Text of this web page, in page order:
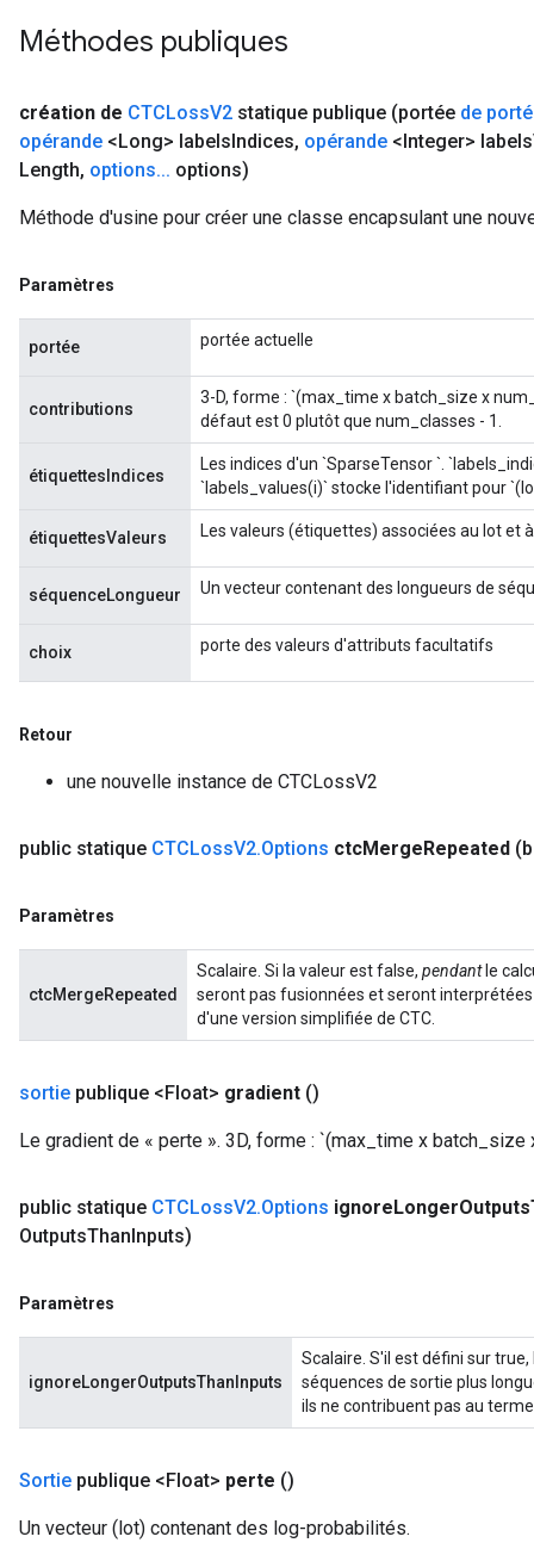
Méthodes publiques
création de CTCLossV2 statique publique (portée de
opérande <Long> labelsIndices, opérande <Integer> labels
Length, options... options)
Méthode d'usine pour créer une classe encapsulant une
Paramètres
portée portée actuelle
contributions
3-D, forme : `(max_time x batch_size x
défaut est 0 plutôt que num_classes - 1.
étiquettesIndices
Les indices d'un `SparseTensor`.
`labels_values(i)` stocke l'identifiant pour
étiquettesValeurs Les valeurs (étiquettes) associées au lot et
séquenceLongueur Un vecteur contenant des longueurs de
choix porte des valeurs d'attributs facultatifs
Retour
une nouvelle instance de CTCLossV2
public statique CTCLossV2.Options ctcMergeRepeated
Paramètres
ctcMergeRepeated
Scalaire. Si la valeur est false, pendantle
seront pas fusionnées et seront
d'une version simplifiée de CTC.
sortie publique <Float> gradient ()
Le gradient de « perte ». 3D, forme : `(max_time x batch_size
public statique CTCLossV2.Options ignoreLongerOutputs
OutputsThanInputs)
Paramètres
ignoreLongerOutputsThanInputs
Scalaire. S'il est défini sur
séquences de sortie plus
ils ne contribuent pas au
Sortie publique <Float> perte ()
Un vecteur (lot) contenant des log-probabilités.